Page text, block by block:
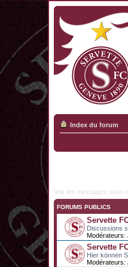
Index du forum
Voir les messages sans
FORUMS PUBLICS
Servette
Discussions
Modérateurs:
Servette
Hier können
Modérateurs: